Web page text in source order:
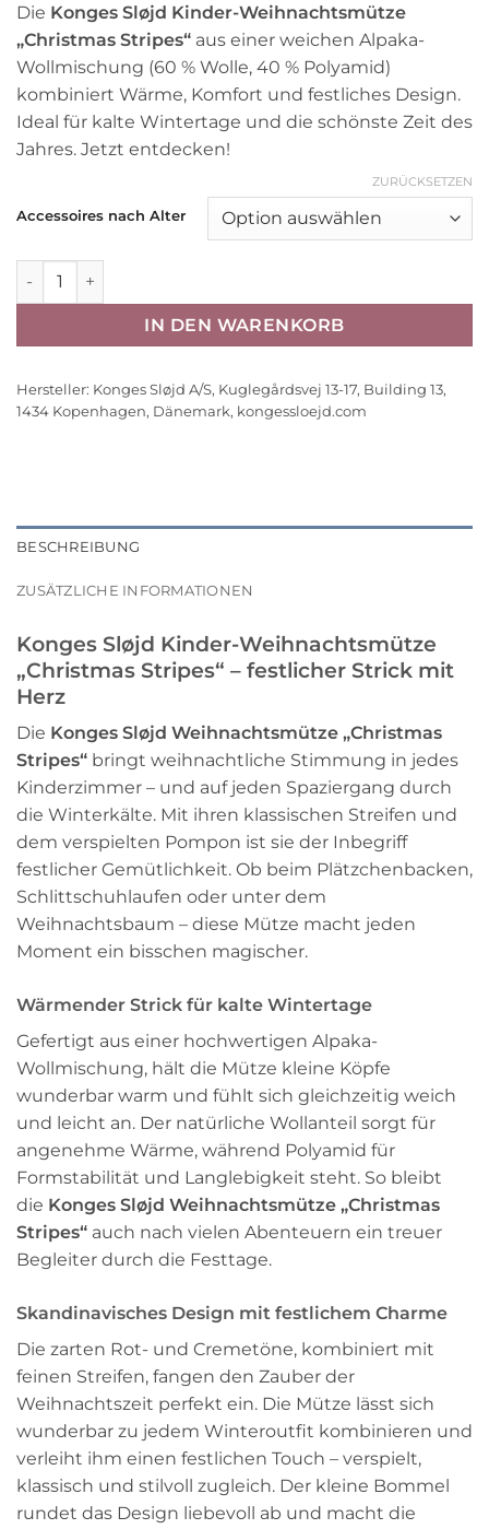
Die Konges Sløjd Kinder-Weihnachtsmütze
„Christmas Stripes“ aus einer weichen Alpaka-
Wollmischung (60 % Wolle, 40 % Polyamid)
kombiniert Wärme, Komfort und festliches Design.
Ideal für kalte Wintertage und die schönste Zeit des
Jahres. Jetzt entdecken!
Accessoires nach Alter
ZURÜCKSETZEN
Konges Sløjd Kinder Weihnachtsmütze „Christmas
IN DEN WARENKORB
Hersteller: Konges Sløjd A/S, Kuglegårdsvej 13-17, Building 13,
1434 Kopenhagen, Dänemark, kongessloejd.com
BESCHREIBUNG
ZUSÄTZLICHE INFORMATIONEN
Konges Sløjd Kinder-Weihnachtsmütze
„Christmas Stripes“ – festlicher Strick mit
Herz
Die Konges Sløjd Weihnachtsmütze „Christmas
Stripes“ bringt weihnachtliche Stimmung in jedes
Kinderzimmer – und auf jeden Spaziergang durch
die Winterkälte. Mit ihren klassischen Streifen und
dem verspielten Pompon ist sie der Inbegriff
festlicher Gemütlichkeit. Ob beim Plätzchenbacken,
Schlittschuhlaufen oder unter dem
Weihnachtsbaum – diese Mütze macht jeden
Moment ein bisschen magischer.
Wärmender Strick für kalte Wintertage
Gefertigt aus einer hochwertigen Alpaka-
Wollmischung, hält die Mütze kleine Köpfe
wunderbar warm und fühlt sich gleichzeitig weich
und leicht an. Der natürliche Wollanteil sorgt für
angenehme Wärme, während Polyamid für
Formstabilität und Langlebigkeit steht. So bleibt
die Konges Sløjd Weihnachtsmütze „Christmas
Stripes“ auch nach vielen Abenteuern ein treuer
Begleiter durch die Festtage.
Skandinavisches Design mit festlichem Charme
Die zarten Rot- und Cremetöne, kombiniert mit
feinen Streifen, fangen den Zauber der
Weihnachtszeit perfekt ein. Die Mütze lässt sich
wunderbar zu jedem Winteroutfit kombinieren und
verleiht ihm einen festlichen Touch – verspielt,
klassisch und stilvoll zugleich. Der kleine Bommel
rundet das Design liebevoll ab und macht die